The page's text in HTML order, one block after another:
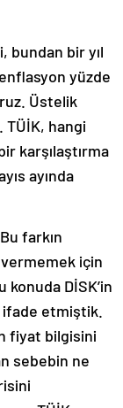
bundan bir yıl
yüzde
Üstelik
TÜİK, hangi
karşılaştırma
ayında
farkın
vermemek için
DİSK’in
ifade etmiştik.
fiyat bilgisini
sebebin ne